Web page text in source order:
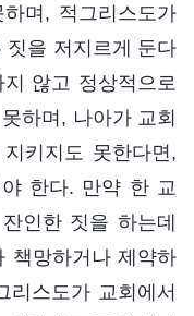
며, 적그리스도가
짓을 저지르게 둔다
않고 정상적으로
하며, 나아가 교회
키지도 못한다면,
한다. 만약 한 교
인한 짓을 하는데
책망하거나 제약하
리스도가 교회에서